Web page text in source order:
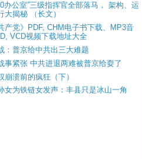
办公室”三级指挥官全部落马， 架构、运
大揭秘 （长文）
产党》PDF, CHM电子书下载、MP3音
VCD视频下载地址大全
：普京给中共出三大难题
事紧张 中共进退两难被普京给耍了
崩溃前的疯狂（下）
女为铁链女发声：丰县只是冰山一角